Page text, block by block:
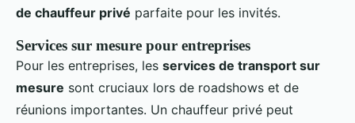
de chauffeur privé parfaite pour les invités.
Services sur mesure pour entreprises
Pour les entreprises, les services de transport sur
mesure sont cruciaux lors de roadshows et de
réunions importantes. Un chauffeur privé peut